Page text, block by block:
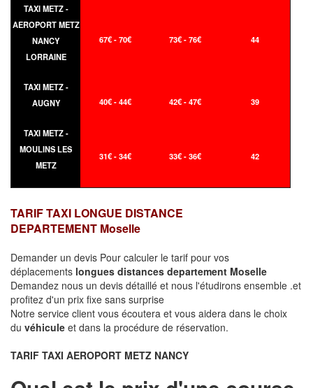
TAXI METZ -
AEROPORT METZ
NANCY
LORRAINE
67€ - 70€ 73€ - 76€ 44
TAXI METZ -
AUGNY
40€ - 44€ 42€ - 47€ 39
TAXI METZ -
MOULINS LES
METZ
31€ - 34€ 33€ - 36€ 42
TARIF TAXI LONGUE DISTANCE
DEPARTEMENT Moselle
Demander un devis Pour calculer le tarif pour vos
déplacements longues distances departement Moselle
Demandez nous un devis détaillé et nous l'étudirons ensemble .et
profitez d'un prix fixe sans surprise
Notre service client vous écoutera et vous aidera dans le choix
du véhicule et dans la procédure de réservation.
TARIF TAXI AEROPORT METZ NANCY